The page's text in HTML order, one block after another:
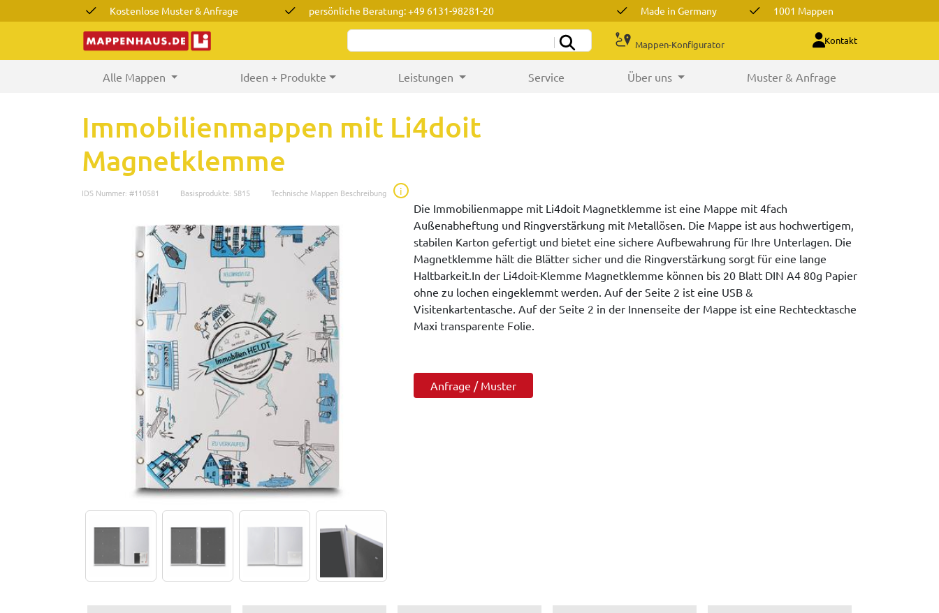
Kostenlose Muster & Anfrage persönliche Beratung: +49 6131-98281-20 Made in Germany 1001 Mappen
Mappen-Konfigurator Kontakt
Alle Mappen (current) Ideen + Produkte Leistungen Service Über uns Muster & Anfrage
Immobilienmappen mit Li4doit
Magnetklemme
IDS Nummer: #110581 Basisprodukte: 5815 Technische Mappen Beschreibung i
Die Immobilienmappe mit Li4doit Magnetklemme ist eine Mappe mit 4fach
Außenabheftung und Ringverstärkung mit Metallösen. Die Mappe ist aus hochwertigem,
stabilen Karton gefertigt und bietet eine sichere Aufbewahrung für Ihre Unterlagen. Die
Magnetklemme hält die Blätter sicher und die Ringverstärkung sorgt für eine lange
Haltbarkeit.In der Li4doit-Klemme Magnetklemme können bis 20 Blatt DIN A4 80g Papier
ohne zu lochen eingeklemmt werden. Auf der Seite 2 ist eine USB &
Visitenkartentasche. Auf der Seite 2 in der Innenseite der Mappe ist eine Rechtecktasche
Maxi transparente Folie.
Anfrage / Muster